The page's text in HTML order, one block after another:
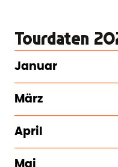
Tourdaten
Januar
März
April
Mai